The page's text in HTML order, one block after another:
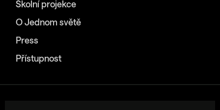
Školní projekce
O Jednom světě
Press
Přístupnost